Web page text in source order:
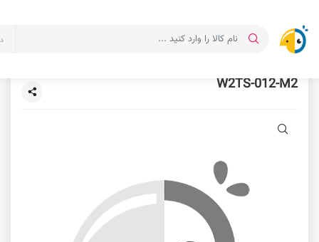
W2TS-012-M2